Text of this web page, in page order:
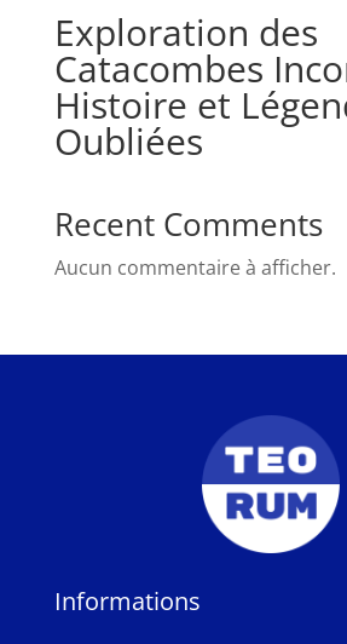
Exploration des
Catacombes
Histoire et
Oubliées
Recent Comments
Aucun commentaire à afficher.
Informations